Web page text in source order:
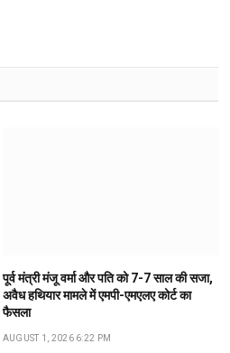
पूर्व मंत्री मंजू वर्मा और पति को 7-7 साल की सजा,
अवैध हथियार मामले में एमपी-एमएलए कोर्ट का
फैसला
AUGUST 1, 2026 6:22 PM